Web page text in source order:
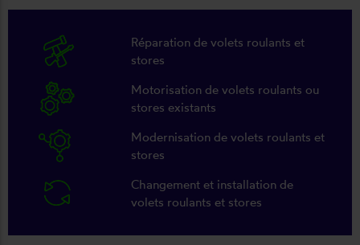
Réparation de volets roulants et
stores
Motorisation de volets roulants ou
stores existants
Modernisation de volets roulants et
stores
Changement et installation de
volets roulants et stores